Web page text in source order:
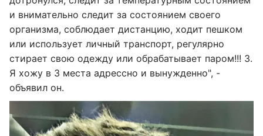
и внимательно следит за состоянием своего
организма, соблюдает дистанцию, ходит пешком
или использует личный транспорт, регулярно
стирает свою одежду или обрабатывает паром!!! 3.
Я хожу в 3 места адрессно и вынужденно", -
объявил он.